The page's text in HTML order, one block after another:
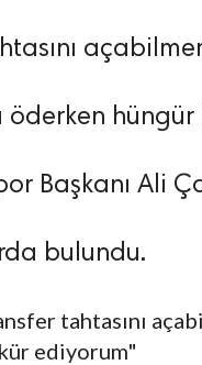
öderken
Başkanı Ali
bulundu.
tahtasını
ediyorum"